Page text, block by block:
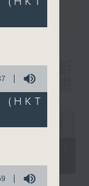
差 申訴
項圖書
(HKT